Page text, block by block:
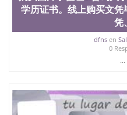
University）文凭圣何塞
State University）圣何塞
State University）圣何塞
State University）圣何塞
State University）圣 塞州
State University）圣何塞
University）圣何塞州立
University）圣何塞州立大
University）圣何塞州立
学历证书。线上购买文
凭
dfnsen
0
...